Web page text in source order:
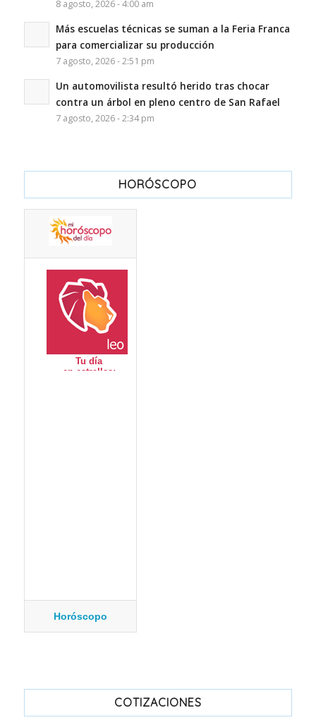
8 agosto, 2026 - 4:00 am
Más escuelas técnicas se suman a la Feria Franca
para comercializar su producción
7 agosto, 2026 - 2:51 pm
Un automovilista resultó herido tras chocar
contra un árbol en pleno centro de San Rafael
7 agosto, 2026 - 2:34 pm
HORÓSCOPO
Horóscopo
COTIZACIONES